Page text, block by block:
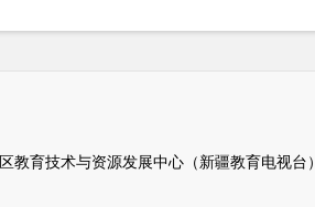
技术与资源发展中心（新疆教育电视台）